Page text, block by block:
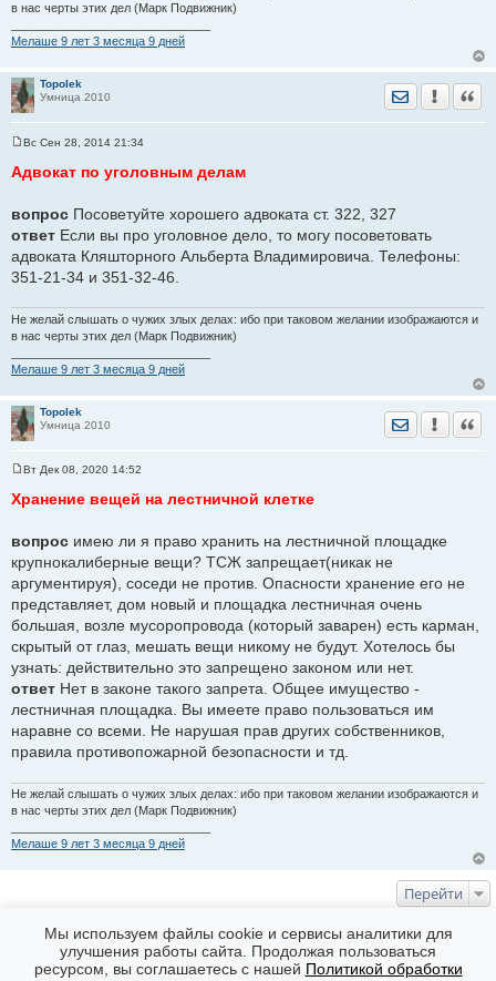
в нас черты этих дел (Марк Подвижник)
Мелаше 9 лет 3 месяца 9 дней
Topolek
Умница 2010
Отправить
о
е
н
е
Вс Сен 28, 2014 21:34
Адвокат по уголовным делам
вопрос Посоветуйте хорошего адвоката ст. 322, 327
ответ Если вы про уголовное дело, то могу посоветовать
адвоката Кляшторного Альберта Владимировича. Телефоны:
351-21-34 и 351-32-46.
Не желай слышать о чужих злых делах: ибо при таковом желании изображаются и
в нас черты этих дел (Марк Подвижник)
Мелаше 9 лет 3 месяца 9 дней
Topolek
Умница 2010
Отправить
о
е
н
и
е
Вт Дек 08, 2020 14:52
Хранение вещей на лестничной клетке
вопрос имею ли я право хранить на лестничной площадке
крупнокалиберные вещи? ТСЖ запрещает(никак не
аргументируя), соседи не против. Опасности хранение его не
представляет, дом новый и площадка лестничная очень
большая, возле мусоропровода (который заварен) есть карман,
скрытый от глаз, мешать вещи никому не будут. Хотелось бы
узнать: действительно это запрещено законом или нет.
ответ Нет в законе такого запрета. Общее имущество -
лестничная площадка. Вы имеете право пользоваться им
наравне со всеми. Не нарушая прав других собственников,
правила противопожарной безопасности и тд.
Не желай слышать о чужих злых делах: ибо при таковом желании изображаются и
в нас черты этих дел (Марк Подвижник)
Мелаше 9 лет 3 месяца 9 дней
Перейти
КТО СЕЙЧАС НА ФОРУМЕ
Сейчас эту тему просматривают: Нет
Мы используем файлы cookie и сервисы аналитики для
улучшения работы сайта. Продолжая пользоваться
ресурсом, вы соглашаетесь с нашей Политикой обработки